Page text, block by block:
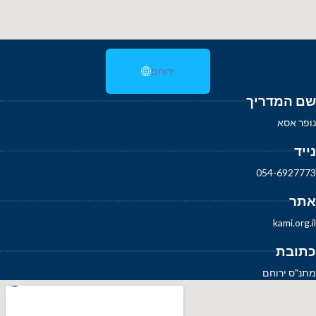
ירוחם
שם המדריך
נופר אסא
נייד
054-6927773
אתר
kami.org.il
כתובת
מתנ"ס ירוחם